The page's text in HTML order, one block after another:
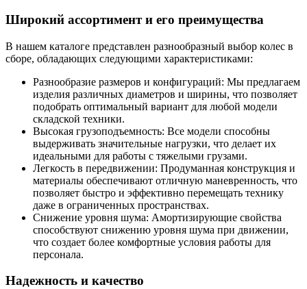
Широкий ассортимент и его преимущества
В нашем каталоге представлен разнообразный выбор колес в
сборе, обладающих следующими характеристиками:
Разнообразие размеров и конфигураций: Мы предлагаем
изделия различных диаметров и ширины, что позволяет
подобрать оптимальный вариант для любой модели
складской техники.
Высокая грузоподъемность: Все модели способны
выдерживать значительные нагрузки, что делает их
идеальными для работы с тяжелыми грузами.
Легкость в передвижении: Продуманная конструкция и
материалы обеспечивают отличную маневренность, что
позволяет быстро и эффективно перемещать технику
даже в ограниченных пространствах.
Снижение уровня шума: Амортизирующие свойства
способствуют снижению уровня шума при движении,
что создает более комфортные условия работы для
персонала.
Надежность и качество